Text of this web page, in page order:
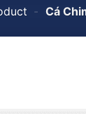
- Cá